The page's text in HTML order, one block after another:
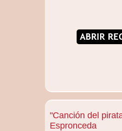
"Canción del
Espronceda